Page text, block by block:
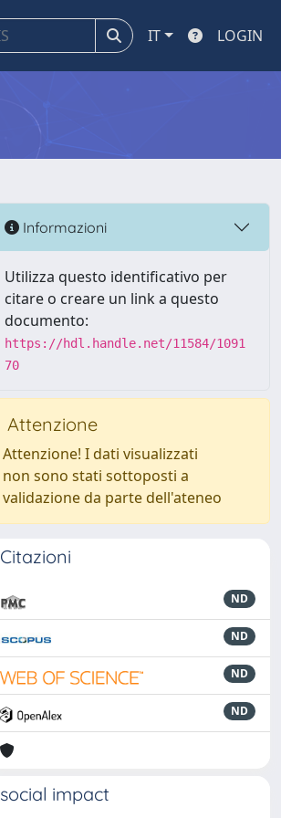
IT LOGIN
Informazioni
Utilizza questo identificativo per
citare o creare un link a questo
documento:
https://hdl.handle.net/11584/1091
70
Attenzione
Attenzione! I dati visualizzati
non sono stati sottoposti a
validazione da parte dell'ateneo
Citazioni
ND
ND
ND
ND
social impact